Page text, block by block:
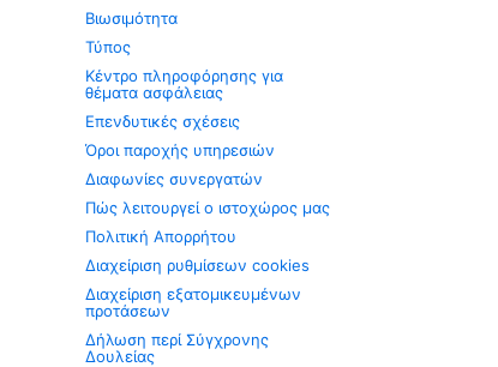
Βιωσιμότητα
Τύπος
Κέντρο πληροφόρησης για
θέματα ασφάλειας
Επενδυτικές σχέσεις
Όροι παροχής υπηρεσιών
Διαφωνίες συνεργατών
Πώς λειτουργεί ο ιστοχώρος μας
Πολιτική Απορρήτου
Διαχείριση ρυθμίσεων cookies
Διαχείριση εξατομικευμένων
προτάσεων
Δήλωση περί Σύγχρονης
Δουλείας